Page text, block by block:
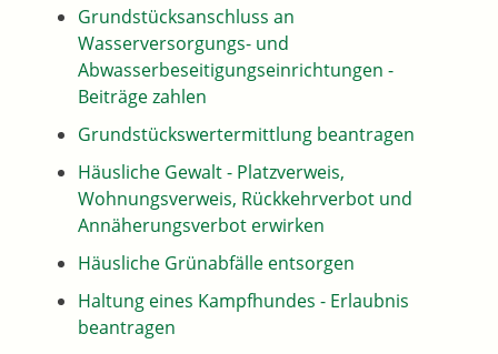
Grundstücksanschluss an
Wasserversorgungs- und
Abwasserbeseitigungseinrichtungen -
Beiträge zahlen
Grundstückswertermittlung beantragen
Häusliche Gewalt - Platzverweis,
Wohnungsverweis, Rückkehrverbot und
Annäherungsverbot erwirken
Häusliche Grünabfälle entsorgen
Haltung eines Kampfhundes - Erlaubnis
beantragen